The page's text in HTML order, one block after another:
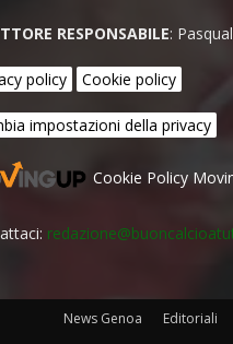
RESPONSABILE:
policy Cookie policy
impostazioni della privacy
Cookie Policy
News Genoa Editoriali